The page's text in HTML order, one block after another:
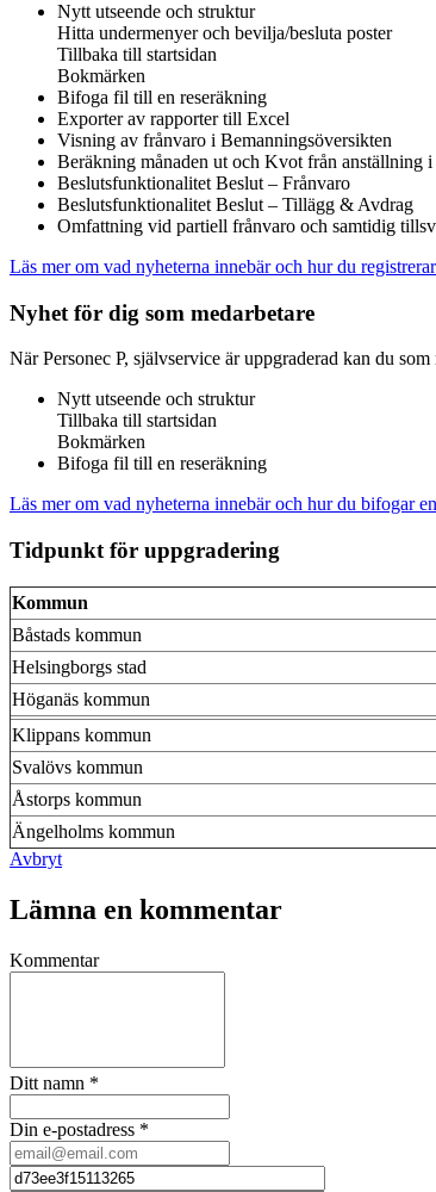
Nytt utseende och struktur
Hitta undermenyer och bevilja/besluta poster
Tillbaka till startsidan
Bokmärken
Bifoga fil till en reseräkning
Exporter av rapporter till Excel
Visning av frånvaro i Bemanningsöversikten
Beräkning månaden ut och Kvot från anställning
Beslutsfunktionalitet Beslut – Frånvaro
Beslutsfunktionalitet Beslut – Tillägg & Avdrag
Omfattning vid partiell frånvaro och samtidig
Läs mer om vad nyheterna innebär och hur du
Nyhet för dig som medarbetare
När Personec P, självservice är uppgraderad kan du
Nytt utseende och struktur
Tillbaka till startsidan
Bokmärken
Bifoga fil till en reseräkning
Läs mer om vad nyheterna innebär och hur du bifogar
Tidpunkt för uppgradering
Kommun
Båstads kommun
Helsingborgs stad
Höganäs kommun
Klippans kommun
Svalövs kommun
Åstorps kommun
Ängelholms kommun
Avbryt
Lämna en kommentar
Kommentar
Ditt namn *
Din e-postadress *